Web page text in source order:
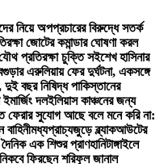
নিয়ে অপপ্রচারের বিরুদ্ধে সতর্ক
জোটের কমান্ডার ঘোষণা করল
প্রতিরক্ষা চুক্তি সইশেখ হাসিনার
এরুলিয়ায় ফের দুর্ঘটনা, একসঙ্গে
বছর নিষিদ্ধ পাকিস্তানের
দলইলিয়াস কাঞ্চনের জন্য
ফেরার সুযোগ আছে বলে মনে করি না:
মধ্যপ্রাচ্যজুড়ে ব্ল্যাকআউটের
এক শিশুর প্রাণহানিটাঙ্গাইলে
কবে ফিরছেন শরিফুল জানাল